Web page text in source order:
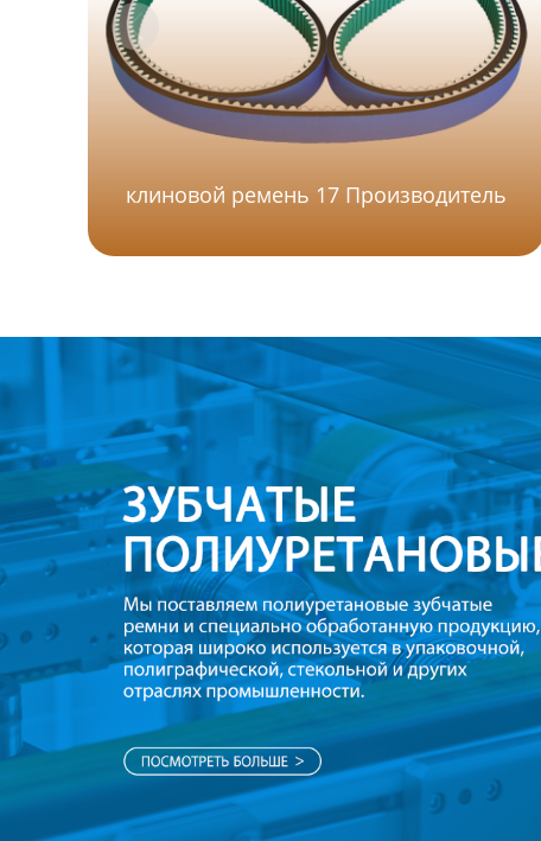
клиновой ремень 17 Производитель